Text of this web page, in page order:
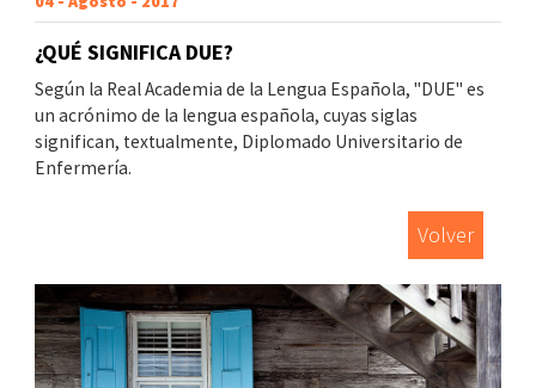
¿QUÉ SIGNIFICA DUE?
Según la Real Academia de la Lengua Española, "DUE" es
un acrónimo de la lengua española, cuyas siglas
significan, textualmente, Diplomado Universitario de
Enfermería.
Volver